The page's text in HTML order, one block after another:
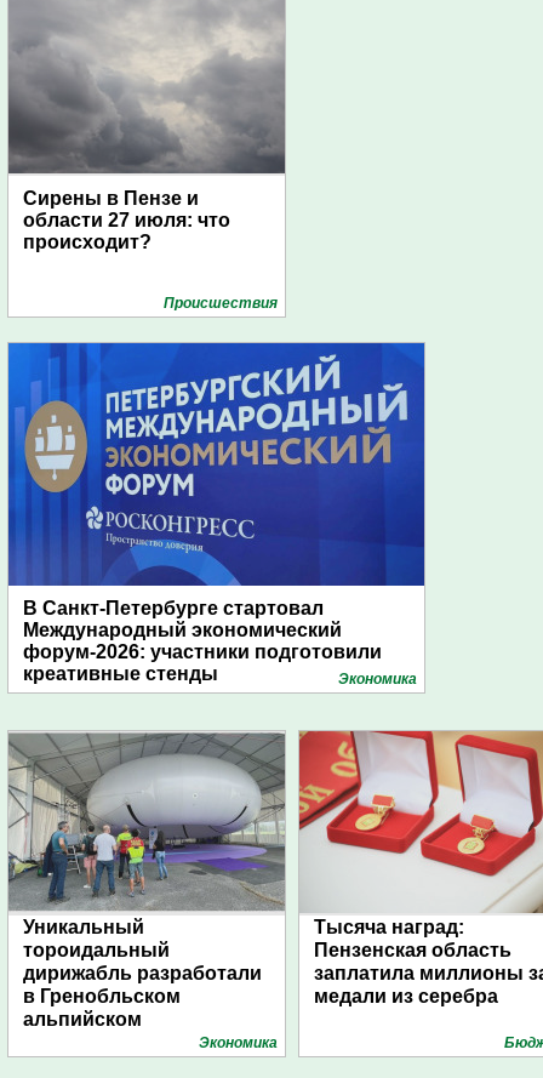
Сирены в Пензе и
области 27 июля: что
происходит?
Проиcшествия
В Санкт-Петербурге стартовал
Международный экономический
форум-2026: участники подготовили
креативные стенды
Экономика
Уникальный
тороидальный
дирижабль разработали
в Гренобльском
альпийском
Экономика
Тысяча наград:
Пензенская область
заплатила миллионы
медали из серебра